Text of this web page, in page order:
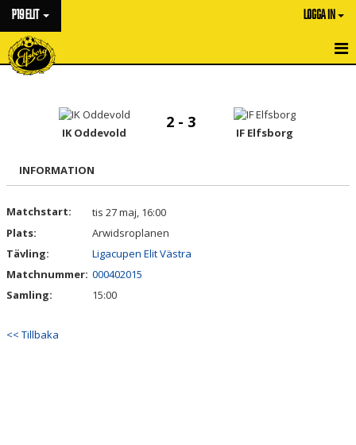
P19 ELIT LOGGA IN
HEM
MATCHER
TRUPPEN
BILDGALLERI
IK Oddevold
2 - 3
IF Elfsborg
INFORMATION
Matchstart:
tis 27 maj, 16:00
Plats:
Arwidsroplanen
Tävling:
Ligacupen Elit Västra
Matchnummer: 000402015
Samling:
15:00
<< Tillbaka